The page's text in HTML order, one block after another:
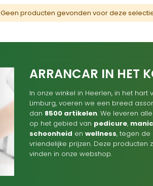
Geen producten gevonden voor deze
ARRANCAR IN HET
In onze winkel in Heerlen, in het hart
Limburg, voeren we een breed
dan 8500 artikelen. We leveren
op het gebied van pedicure,
schoonheid en wellness, tegen de
vriendelijke prijzen. Deze producten
vinden in onze webshop.